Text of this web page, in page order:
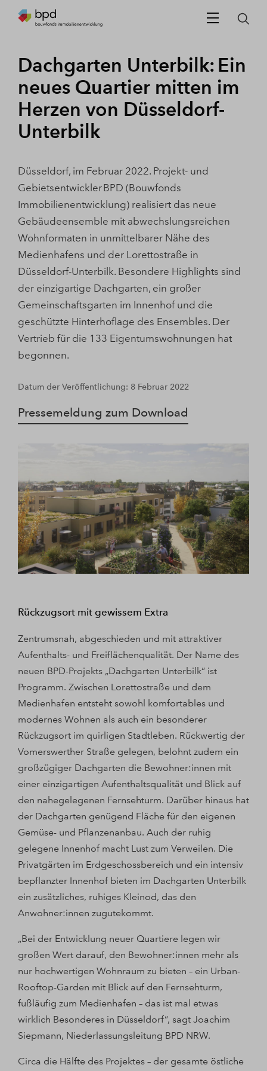
Dachgarten Unterbilk: Ein
neues Quartier mitten im
Herzen von Düsseldorf-
Unterbilk
Düsseldorf, im Februar 2022. Projekt- und
Gebietsentwickler BPD (Bouwfonds
Immobilienentwicklung) realisiert das neue
Gebäudeensemble mit abwechslungsreichen
Wohnformaten in unmittelbarer Nähe des
Medienhafens und der Lorettostraße in
Düsseldorf-Unterbilk. Besondere Highlights sind
der einzigartige Dachgarten, ein großer
Gemeinschaftsgarten im Innenhof und die
geschützte Hinterhoflage des Ensembles. Der
Vertrieb für die 133 Eigentumswohnungen hat
begonnen.
Datum der Veröffentlichung: 8 Februar 2022
Pressemeldung zum Download
Rückzugsort mit gewissem Extra
Zentrumsnah, abgeschieden und mit attraktiver
Aufenthalts- und Freiflächenqualität. Der Name des
neuen BPD-Projekts „Dachgarten Unterbilk“ ist
Programm. Zwischen Lorettostraße und dem
Medienhafen entsteht sowohl komfortables und
modernes Wohnen als auch ein besonderer
Rückzugsort im quirligen Stadtleben. Rückwertig der
Vomerswerther Straße gelegen, belohnt zudem ein
großzügiger Dachgarten die Bewohner:innen mit
einer einzigartigen Aufenthaltsqualität und Blick auf
den nahegelegenen Fernsehturm. Darüber hinaus hat
der Dachgarten genügend Fläche für den eigenen
Gemüse- und Pflanzenanbau. Auch der ruhig
gelegene Innenhof macht Lust zum Verweilen. Die
Privatgärten im Erdgeschossbereich und ein intensiv
bepflanzter Innenhof bieten im Dachgarten Unterbilk
ein zusätzliches, ruhiges Kleinod, das den
Anwohner:innen zugutekommt.
„Bei der Entwicklung neuer Quartiere legen wir
großen Wert darauf, den Bewohner:innen mehr als
nur hochwertigen Wohnraum zu bieten – ein Urban-
Rooftop-Garden mit Blick auf den Fernsehturm,
fußläufig zum Medienhafen – das ist mal etwas
wirklich Besonderes in Düsseldorf“, sagt Joachim
Siepmann, Niederlassungsleitung BPD NRW.
Circa die Hälfte des Projektes – der gesamte östliche